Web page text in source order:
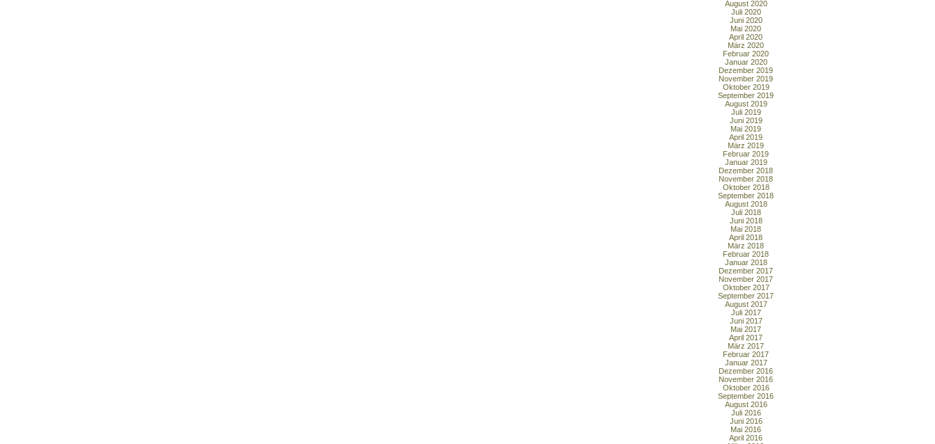
August 2020
Juli 2020
Juni 2020
Mai 2020
April 2020
März 2020
Februar 2020
Januar 2020
Dezember 2019
November 2019
Oktober 2019
September 2019
August 2019
Juli 2019
Juni 2019
Mai 2019
April 2019
März 2019
Februar 2019
Januar 2019
Dezember 2018
November 2018
Oktober 2018
September 2018
August 2018
Juli 2018
Juni 2018
Mai 2018
April 2018
März 2018
Februar 2018
Januar 2018
Dezember 2017
November 2017
Oktober 2017
September 2017
August 2017
Juli 2017
Juni 2017
Mai 2017
April 2017
März 2017
Februar 2017
Januar 2017
Dezember 2016
November 2016
Oktober 2016
September 2016
August 2016
Juli 2016
Juni 2016
Mai 2016
April 2016